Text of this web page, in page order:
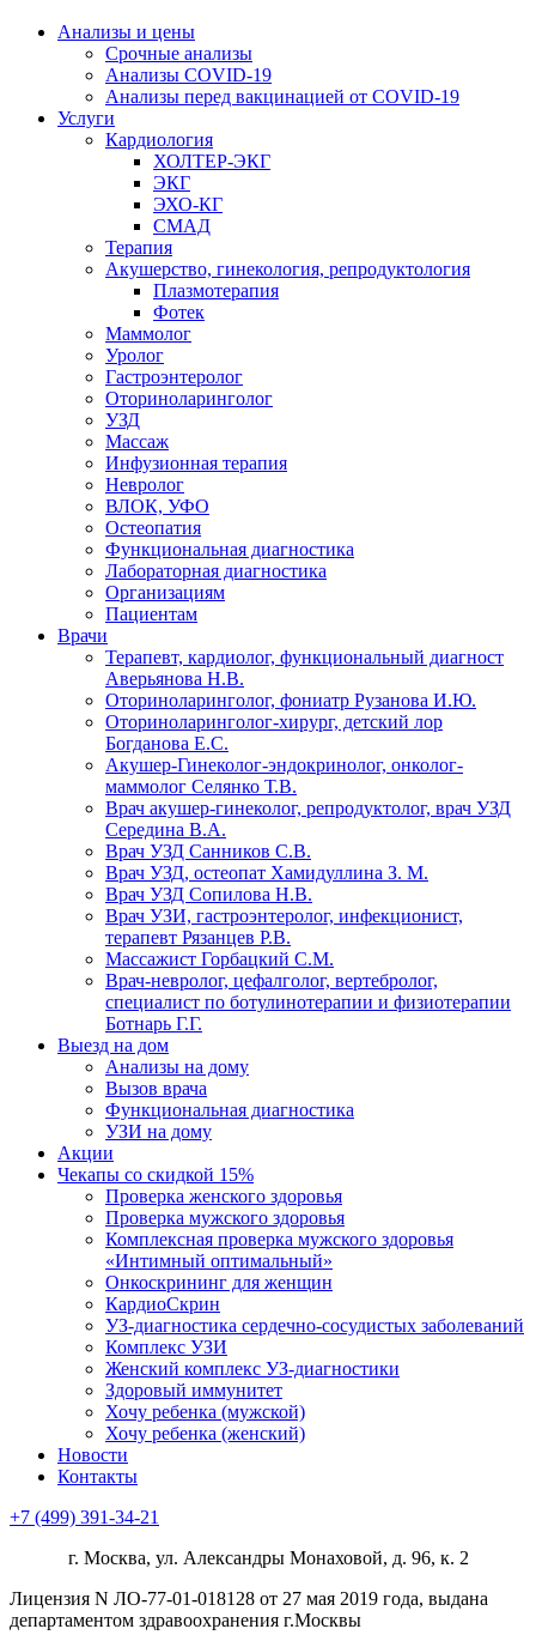
Анализы и цены
Срочные анализы
Анализы COVID-19
Анализы перед вакцинацией от COVID-19
Услуги
Кардиология
ХОЛТЕР-ЭКГ
ЭКГ
ЭХО-КГ
СМАД
Терапия
Акушерство, гинекология, репродуктология
Плазмотерапия
Фотек
Маммолог
Уролог
Гастроэнтеролог
Оториноларинголог
УЗД
Массаж
Инфузионная терапия
Невролог
ВЛОК, УФО
Остеопатия
Функциональная диагностика
Лабораторная диагностика
Организациям
Пациентам
Врачи
Терапевт, кардиолог, функциональный диагност
Аверьянова Н.В.
Оториноларинголог, фониатр Рузанова И.Ю.
Оториноларинголог-хирург, детский лор
Богданова Е.С.
Акушер-Гинеколог-эндокринолог, онколог-
маммолог Селянко Т.В.
Врач акушер-гинеколог, репродуктолог, врач УЗД
Середина В.А.
Врач УЗД Санников С.В.
Врач УЗД, остеопат Хамидуллина З. М.
Врач УЗД Сопилова Н.В.
Врач УЗИ, гастроэнтеролог, инфекционист,
терапевт Рязанцев Р.В.
Массажист Горбацкий С.М.
Врач-невролог, цефалголог, вертебролог,
специалист по ботулинотерапии и физиотерапии
Ботнарь Г.Г.
Выезд на дом
Анализы на дому
Вызов врача
Функциональная диагностика
УЗИ на дому
Акции
Чекапы со скидкой 15%
Проверка женского здоровья
Проверка мужского здоровья
Комплексная проверка мужского здоровья
«Интимный оптимальный»
Онкоcкрининг для женщин
КардиоСкрин
УЗ-диагностика сердечно-сосудистых заболеваний
Комплекс УЗИ
Женский комплекс УЗ-диагностики
Здоровый иммунитет
Хочу ребенка (мужской)
Хочу ребенка (женский)
Новости
Контакты
+7 (499) 391-34-21
г. Москва, ул. Александры Монаховой, д. 96, к. 2
Лицензия N ЛО-77-01-018128 от 27 мая 2019 года, выдана
департаментом здравоохранения г.Москвы